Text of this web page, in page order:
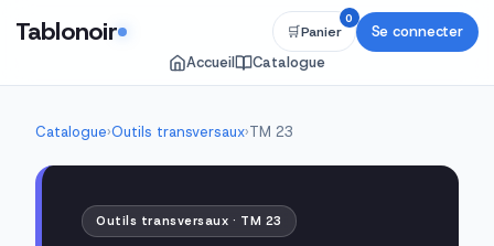
Tablonoir
Accueil Catalogue
🛒Panier
0
Se connecter
Catalogue›Outils transversaux›TM 23
Outils transversaux · TM 23